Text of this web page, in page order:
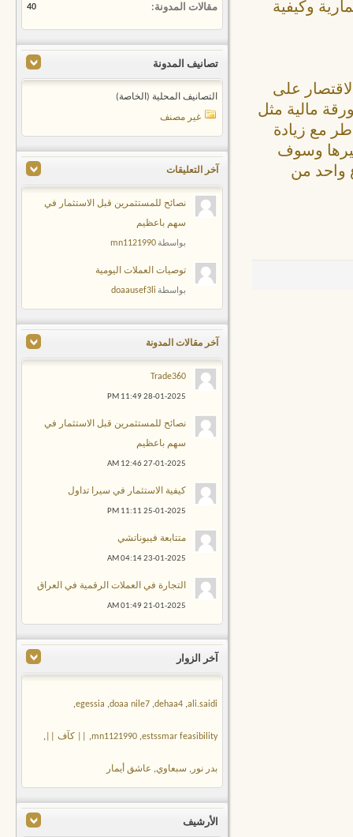
وكيفية
على
مالية مثل
مع زيادة
وسوف
واحد من
مقالات المدونة 40
تصانيف المدونة
التصانيف المحلية (الخاصة)
غير مصنف
آخر التعليقات
نصائح للمستثمرين قبل الاستثمار في
سهم باعظيم
بواسطةmn1121990
توصيات العملات اليومية
بواسطة doaausef3li
آخر مقالات المدونة
Trade360
28-01-2025
11:49 PM
نصائح للمستثمرين قبل الاستثمار في
سهم باعظيم
27-01-2025
12:46 AM
كيفية الاستثمار في سيرا تداول
25-01-2025
11:11 PM
متتابعة فيبوناتشي
23-01-2025
04:14 AM
التجارة في العملات الرقمية في العراق
21-01-2025
01:49 AM
آخر الزوار
ali.saidi
,
dehaa4
,
doaa nile7
,
egessia
,
estssmar feasibility
,
mn1121990
, || كآف || ,
بدر نور , سبعاوي, عاشق أيمار
الأرشيف